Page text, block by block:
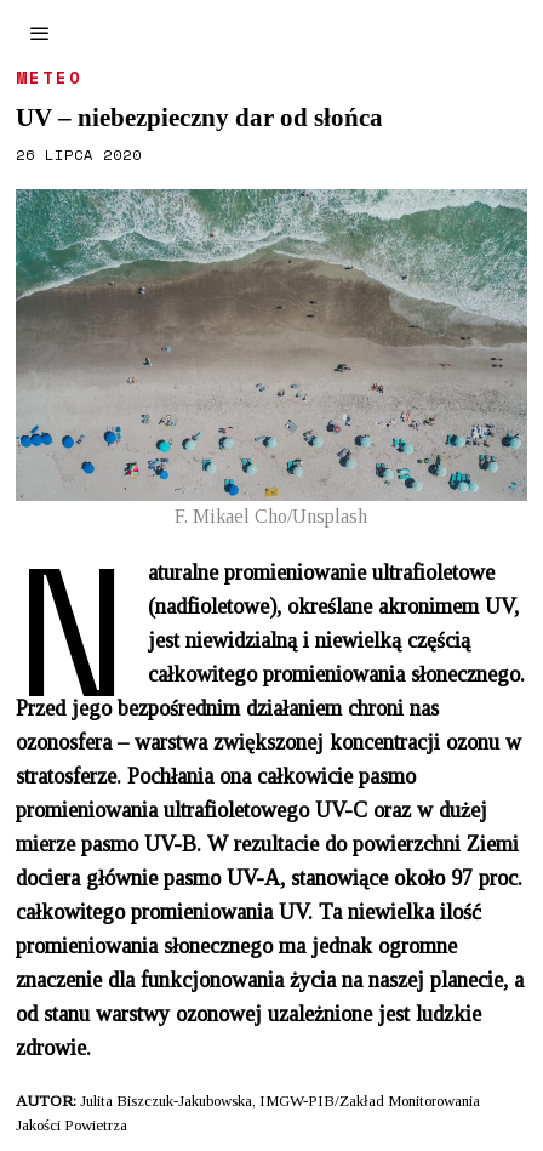
METEO
UV – niebezpieczny dar od słońca
26 LIPCA 2020
F. Mikael Cho/Unsplash
N
aturalne promieniowanie ultrafioletowe
(nadfioletowe), określane akronimem UV,
jest niewidzialną i niewielką częścią
całkowitego promieniowania słonecznego.
Przed jego bezpośrednim działaniem chroni nas
ozonosfera – warstwa zwiększonej koncentracji ozonu w
stratosferze. Pochłania ona całkowicie pasmo
promieniowania ultrafioletowego UV-C oraz w dużej
mierze pasmo UV-B. W rezultacie do powierzchni Ziemi
dociera głównie pasmo UV-A, stanowiące około 97 proc.
całkowitego promieniowania UV. Ta niewielka ilość
promieniowania słonecznego ma jednak ogromne
znaczenie dla funkcjonowania życia na naszej planecie, a
od stanu warstwy ozonowej uzależnione jest ludzkie
zdrowie.
AUTOR: Julita Biszczuk-Jakubowska, IMGW-PIB/Zakład Monitorowania
Jakości Powietrza